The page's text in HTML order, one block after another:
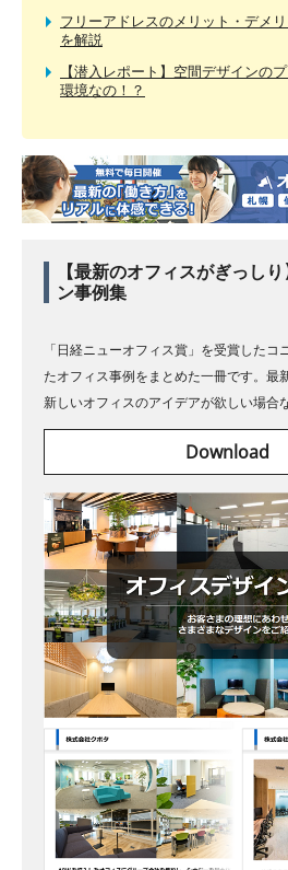
フリーアドレスのメリット・デメ
を解説
【潜入レポート】空間デザインの
環境なの！？
【最新のオフィスがぎっし
ン事例集
「日経ニューオフィス賞」を受賞したコ
たオフィス事例をまとめた一冊です。最
新しいオフィスのアイデアが欲しい場合
Download